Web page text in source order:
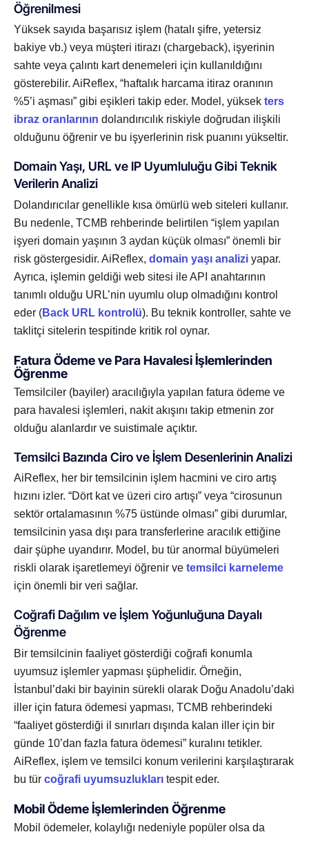
Öğrenilmesi
Yüksek sayıda başarısız işlem (hatalı şifre, yetersiz
bakiye vb.) veya müşteri itirazı (chargeback), işyerinin
sahte veya çalıntı kart denemeleri için kullanıldığını
gösterebilir. AiReflex, “haftalık harcama itiraz oranının
%5’i aşması” gibi eşikleri takip eder. Model, yüksek ters
ibraz oranlarının dolandırıcılık riskiyle doğrudan ilişkili
olduğunu öğrenir ve bu işyerlerinin risk puanını yükseltir.
Domain Yaşı, URL ve IP Uyumluluğu Gibi Teknik
Verilerin Analizi
Dolandırıcılar genellikle kısa ömürlü web siteleri kullanır.
Bu nedenle, TCMB rehberinde belirtilen “işlem yapılan
işyeri domain yaşının 3 aydan küçük olması” önemli bir
risk göstergesidir. AiReflex, domain yaşı analizi yapar.
Ayrıca, işlemin geldiği web sitesi ile API anahtarının
tanımlı olduğu URL’nin uyumlu olup olmadığını kontrol
eder (Back URL kontrolü). Bu teknik kontroller, sahte ve
taklitçi sitelerin tespitinde kritik rol oynar.
Fatura Ödeme ve Para Havalesi İşlemlerinden
Öğrenme
Temsilciler (bayiler) aracılığıyla yapılan fatura ödeme ve
para havalesi işlemleri, nakit akışını takip etmenin zor
olduğu alanlardır ve suistimale açıktır.
Temsilci Bazında Ciro ve İşlem Desenlerinin Analizi
AiReflex, her bir temsilcinin işlem hacmini ve ciro artış
hızını izler. “Dört kat ve üzeri ciro artışı” veya “cirosunun
sektör ortalamasının %75 üstünde olması” gibi durumlar,
temsilcinin yasa dışı para transferlerine aracılık ettiğine
dair şüphe uyandırır. Model, bu tür anormal büyümeleri
riskli olarak işaretlemeyi öğrenir ve temsilci karneleme
için önemli bir veri sağlar.
Coğrafi Dağılım ve İşlem Yoğunluğuna Dayalı
Öğrenme
Bir temsilcinin faaliyet gösterdiği coğrafi konumla
uyumsuz işlemler yapması şüphelidir. Örneğin,
İstanbul’daki bir bayinin sürekli olarak Doğu Anadolu’daki
iller için fatura ödemesi yapması, TCMB rehberindeki
“faaliyet gösterdiği il sınırları dışında kalan iller için bir
günde 10’dan fazla fatura ödemesi” kuralını tetikler.
AiReflex, işlem ve temsilci konum verilerini karşılaştırarak
bu tür coğrafi uyumsuzlukları tespit eder.
Mobil Ödeme İşlemlerinden Öğrenme
Mobil ödemeler, kolaylığı nedeniyle popüler olsa da